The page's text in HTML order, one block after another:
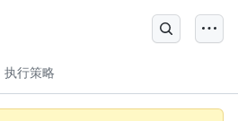
执行策略